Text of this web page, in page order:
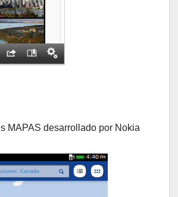
MAPAS desarrollado por Nokia